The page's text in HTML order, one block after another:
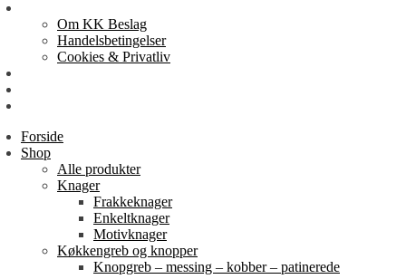
Om KK Beslag
Handelsbetingelser
Cookies & Privatliv
Forside
Shop
Alle produkter
Knager
Frakkeknager
Enkeltknager
Motivknager
Køkkengreb og knopper
Knopgreb – messing – kobber – patinerede